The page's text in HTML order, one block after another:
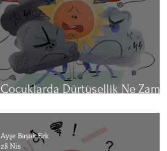
Çocuklarda Dürtüsellik Ne Zaman
Ayşe Başak Erk
28 Nis